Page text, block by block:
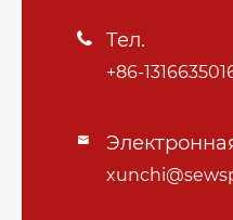
 Тел.
+86-
